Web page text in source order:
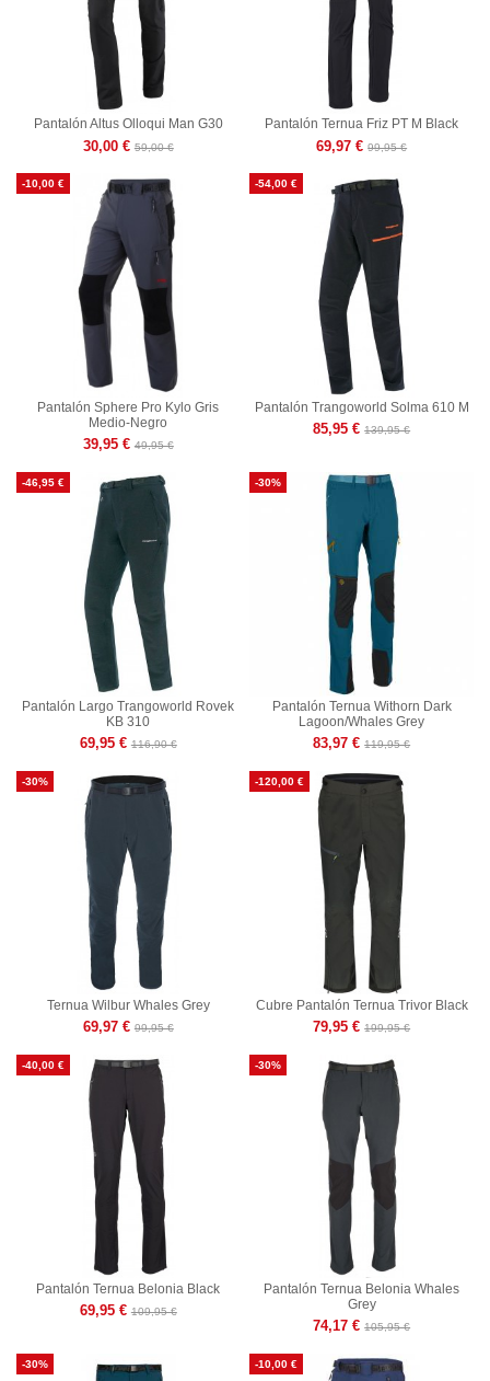
Pantalón Altus Olloqui Man G30
30,00 € 59,00 €
Pantalón Ternua Friz PT M Black
69,97 € 99,95 €
-10,00 €
Pantalón Sphere Pro Kylo Gris
Medio-Negro
39,95 € 49,95 €
-54,00 €
Pantalón Trangoworld Solma 610 M
85,95 € 139,95 €
-46,95 €
Pantalón Largo Trangoworld Rovek
KB 310
69,95 € 116,90 €
-30%
Pantalón Ternua Withorn Dark
Lagoon/Whales Grey
83,97 € 119,95 €
-30%
Ternua Wilbur Whales Grey
69,97 € 99,95 €
-120,00 €
Cubre Pantalón Ternua Trivor Black
79,95 € 199,95 €
-40,00 €
Pantalón Ternua Belonia Black
69,95 € 109,95 €
-30%
Pantalón Ternua Belonia Whales
Grey
74,17 € 105,95 €
-30% -10,00 €